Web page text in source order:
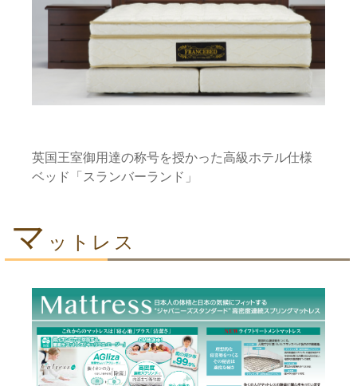
英国王室御用達の称号を授かった高級ホテル仕様
ベッド「スランバーランド」
マ ットレス